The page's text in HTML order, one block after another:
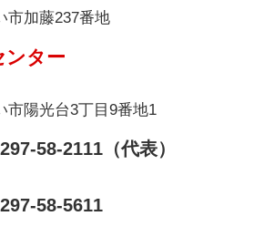
市加藤237番地
ンター
市陽光台3丁目9番地1
58-2111（代表）
58-5611